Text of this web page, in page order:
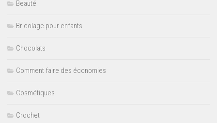
Beauté
Bricolage pour enfants
Chocolats
Comment faire des économies
Cosmétiques
Crochet